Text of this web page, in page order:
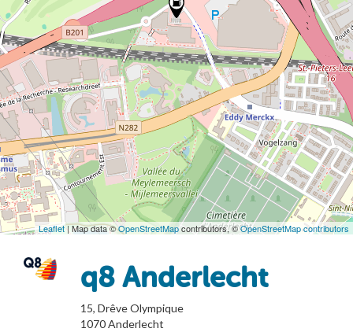
Leaflet| Map data ©OpenStreetMapcontributors, ©OpenStreetMap contributors
q8 Anderlecht
15, Drêve Olympique
1070Anderlecht